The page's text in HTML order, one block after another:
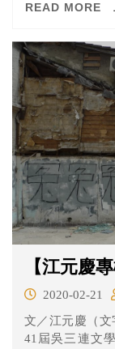
READ MORE
【江元慶
2020-02-21
文／江元慶（
41屆吳三連文